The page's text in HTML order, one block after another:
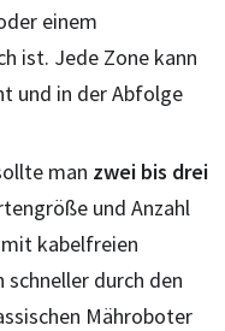
einem
ist. Jede Zone kann
und in der Abfolge
man zwei bis drei
und Anzahl
kabelfreien
durch den
Mähroboter